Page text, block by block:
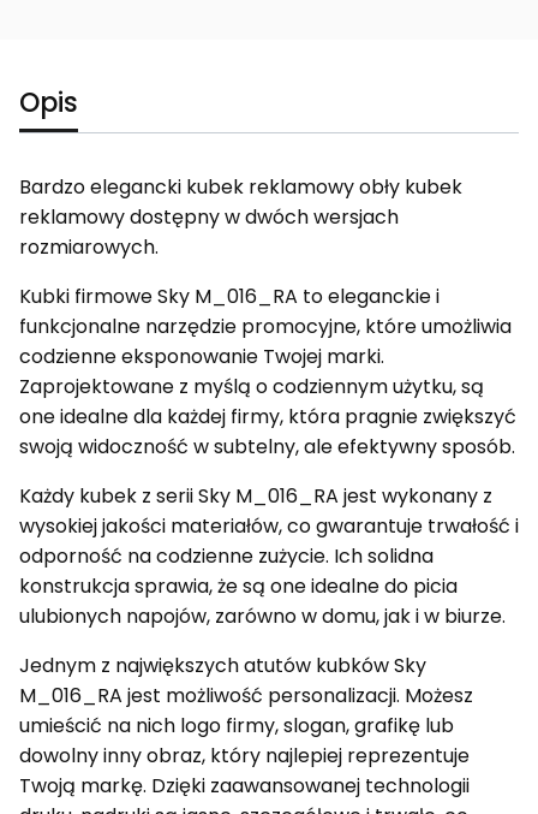
Opis
Bardzo elegancki kubek reklamowy obły kubek
reklamowy dostępny w dwóch wersjach
rozmiarowych.
Kubki firmowe Sky M_016_RA to eleganckie i
funkcjonalne narzędzie promocyjne, które umożliwia
codzienne eksponowanie Twojej marki.
Zaprojektowane z myślą o codziennym użytku, są
one idealne dla każdej firmy, która pragnie zwiększyć
swoją widoczność w subtelny, ale efektywny sposób.
Każdy kubek z serii Sky M_016_RA jest wykonany z
wysokiej jakości materiałów, co gwarantuje trwałość i
odporność na codzienne zużycie. Ich solidna
konstrukcja sprawia, że są one idealne do picia
ulubionych napojów, zarówno w domu, jak i w biurze.
Jednym z największych atutów kubków Sky
M_016_RA jest możliwość personalizacji. Możesz
umieścić na nich logo firmy, slogan, grafikę lub
dowolny inny obraz, który najlepiej reprezentuje
Twoją markę. Dzięki zaawansowanej technologii